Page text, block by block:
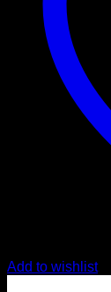
Add to wishlist